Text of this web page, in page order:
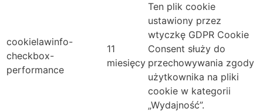
cookielawinfo-
checkbox-
performance
11
miesięcy
Ten plik cookie
ustawiony przez
wtyczkę GDPR Cookie
Consent służy do
przechowywania zgody
użytkownika na pliki
cookie w kategorii
„Wydajność”.